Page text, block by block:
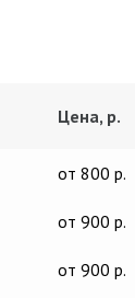
Цена, р.
от 800 р.
от 900 р.
от 900 р.